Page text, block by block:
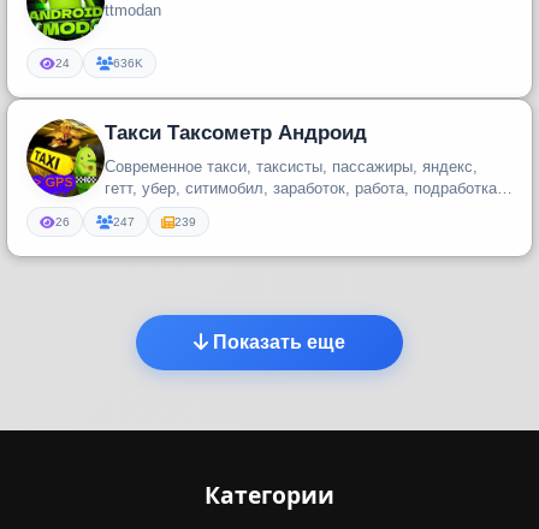
ttmodan
24 636K
Такси Таксометр Андроид
Современное такси, таксисты, пассажиры, яндекс,
гетт, убер, ситимобил, заработок, работа, подработка,
водители, таксомет...
26 247 239
Показать еще
Категории